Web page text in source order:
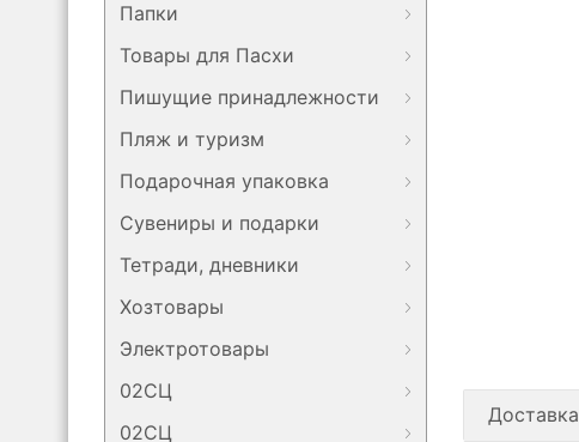
Папки
Товары для Пасхи
Пишущие принадлежности
Пляж и туризм
Подарочная упаковка
Сувениры и подарки
Тетради, дневники
Хозтовары
Электротовары
02СЦ
02СЦ
Доставка